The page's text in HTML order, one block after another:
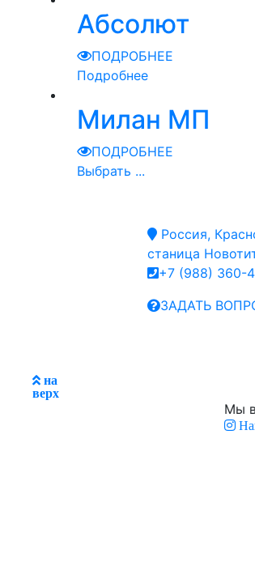
Абсолют
ПОДРОБНЕЕ
Подробнее
Милан МП
ПОДРОБНЕЕ
Выбрать ...
Россия,
станица
+7 (988) 360-
ЗАДАТЬ
на
верх
Мы